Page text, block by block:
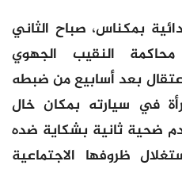
بمكناس، صباح الثاني
النقيب الجهوي
بعد أسابيع من ضبطه
في سيارته بمكان خال
ضحية ثانية بشكاية ضده
ظروفها الاجتماعية